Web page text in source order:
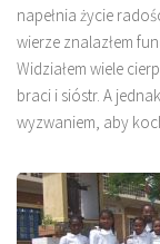
napełnia życie
wierze znalazłem
Widziałem wiele
braci i sióstr. A
wyzwaniem, aby